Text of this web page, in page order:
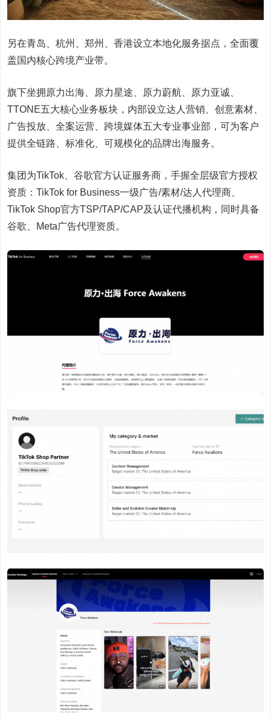
另在青岛、杭州、郑州、香港设立本地化服务据点，全面覆
盖国内核心跨境产业带。
旗下坐拥原力出海、原力星途、原力蔚航、原力亚诚、
TTONE五大核心业务板块，内部设立达人营销、创意素材、
广告投放、全案运营、跨境媒体五大专业事业部，可为客户
提供全链路、标准化、可规模化的品牌出海服务。
集团为TikTok、谷歌官方认证服务商，手握全层级官方授权
资质：TikTok for Business一级广告/素材/达人代理商、
TikTok Shop官方TSP/TAP/CAP及认证代播机构，同时具备
谷歌、Meta广告代理资质。